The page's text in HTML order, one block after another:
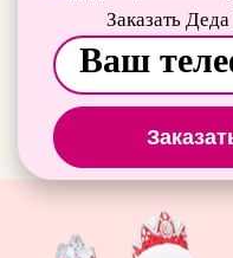
Заказать